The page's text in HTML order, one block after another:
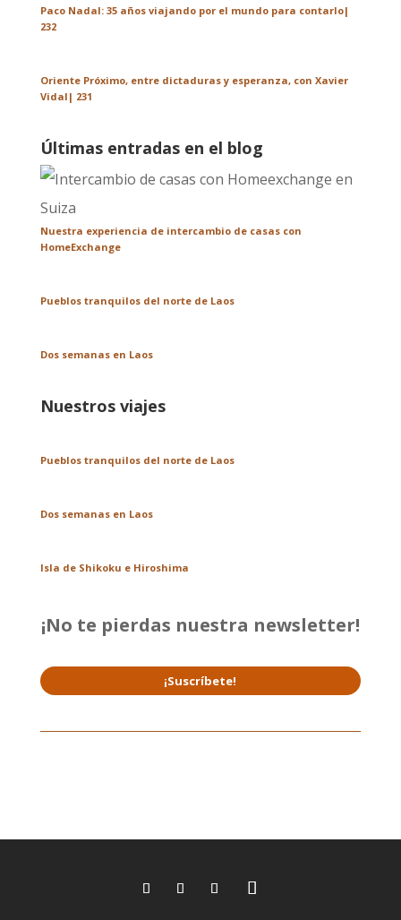
Paco Nadal: 35 años viajando por el mundo para contarlo|
232
Oriente Próximo, entre dictaduras y esperanza, con Xavier
Vidal| 231
Últimas entradas en el blog
Nuestra experiencia de intercambio de casas con
HomeExchange
Pueblos tranquilos del norte de Laos
Dos semanas en Laos
Nuestros viajes
Pueblos tranquilos del norte de Laos
Dos semanas en Laos
Isla de Shikoku e Hiroshima
¡No te pierdas nuestra newsletter!
¡Suscríbete!